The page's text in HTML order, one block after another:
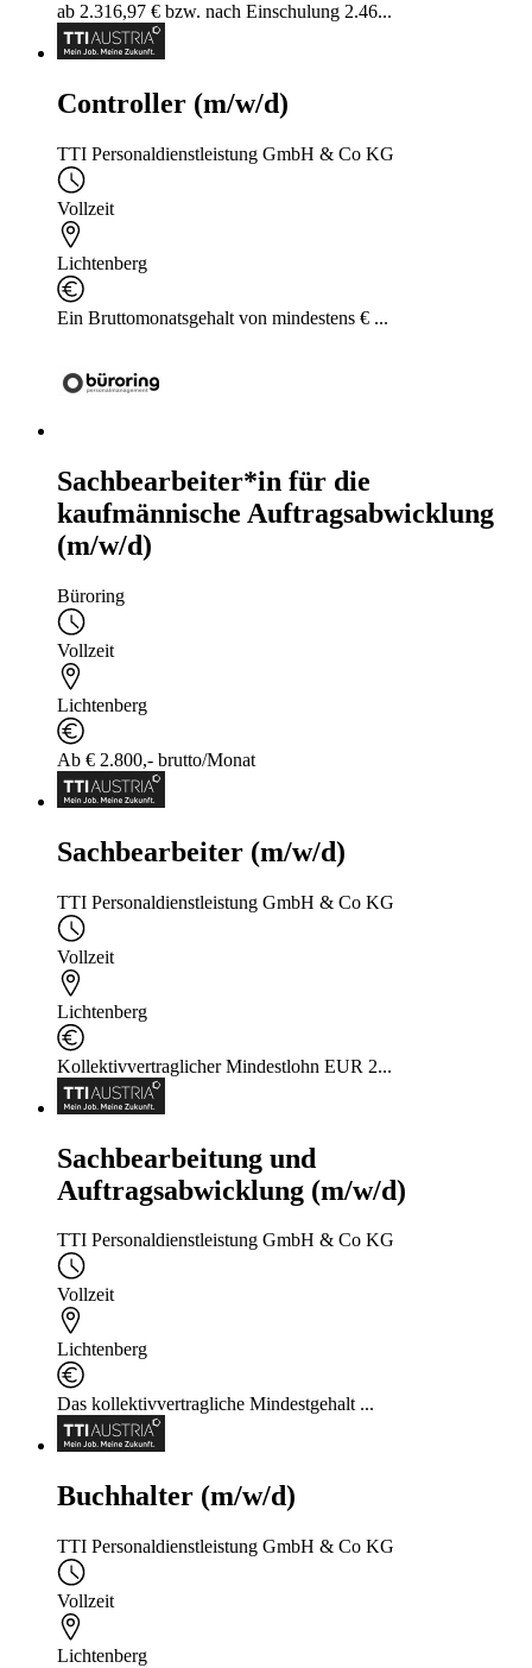
ab 2.316,97 € bzw. nach Einschulung 2.46...
Controller (m/w/d)
TTI Personaldienstleistung GmbH & Co KG
Vollzeit
Lichtenberg
Ein Bruttomonatsgehalt von mindestens € ...
Sachbearbeiter*in für die
kaufmännische Auftragsabwicklung
(m/w/d)
Büroring
Vollzeit
Lichtenberg
Ab € 2.800,- brutto/Monat
Sachbearbeiter (m/w/d)
TTI Personaldienstleistung GmbH & Co KG
Vollzeit
Lichtenberg
Kollektivvertraglicher Mindestlohn EUR 2...
Sachbearbeitung und
Auftragsabwicklung (m/w/d)
TTI Personaldienstleistung GmbH & Co KG
Vollzeit
Lichtenberg
Das kollektivvertragliche Mindestgehalt ...
Buchhalter (m/w/d)
TTI Personaldienstleistung GmbH & Co KG
Vollzeit
Lichtenberg